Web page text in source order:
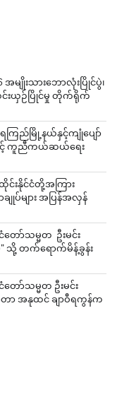
အမျိုးသားဘောလုံးပြိုင်ပွဲ၊
းယှဉ်ပြိုင်မှု တိုက်ရိုက်
ကြည်မြို့နယ်နှင့်ကျုံပျော်
ာင့် ကူညီကယ်ဆယ်ရေး
င်းနိုင်ငံတို့အကြား
ျုပ်များ အပြန်အလှန်
တော်သမ္မတ ဦးမင်း
မ်” သို့ တက်ရောက်မိန့်ခွန်း
တော်သမ္မတ ဦးမင်း
စတာ အနုထင် ချာဝီရကွန်က